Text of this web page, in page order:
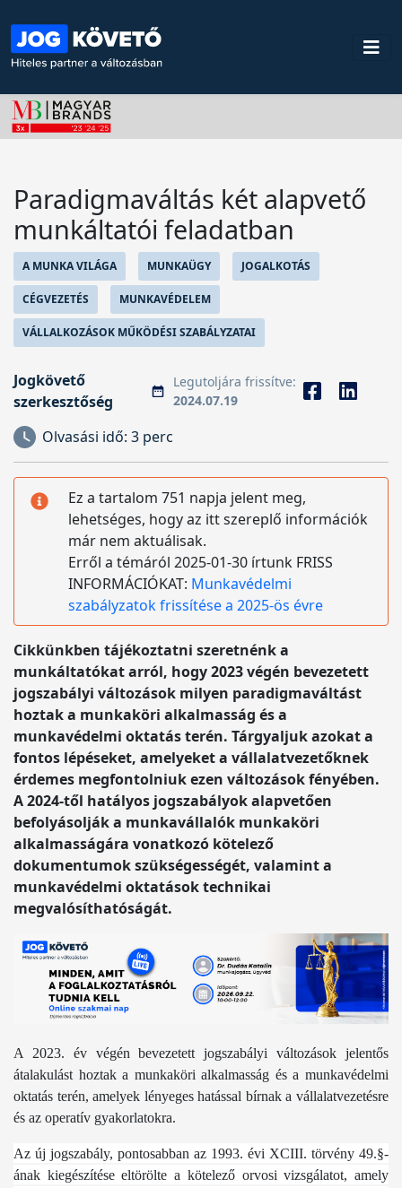
Paradigmaváltás két alapvető
munkáltatói feladatban
A MUNKA VILÁGA MUNKAÜGY JOGALKOTÁS
CÉGVEZETÉS MUNKAVÉDELEM
VÁLLALKOZÁSOK MŰKÖDÉSI SZABÁLYZATAI
Jogkövető
szerkesztőség
Legutoljára frissítve:
2024.07.19
Olvasási idő: 3 perc
Ez a tartalom 751 napja jelent meg,
lehetséges, hogy az itt szereplő információk
már nem aktuálisak.
Erről a témáról 2025-01-30 írtunk FRISS
INFORMÁCIÓKAT: Munkavédelmi
szabályzatok frissítése a 2025-ös évre
Cikkünkben tájékoztatni szeretnénk a
munkáltatókat arról, hogy 2023 végén bevezetett
jogszabályi változások milyen paradigmaváltást
hoztak a munkaköri alkalmasság és a
munkavédelmi oktatás terén. Tárgyaljuk azokat a
fontos lépéseket, amelyeket a vállalatvezetőknek
érdemes megfontolniuk ezen változások fényében.
A 2024-től hatályos jogszabályok alapvetően
befolyásolják a munkavállalók munkaköri
alkalmasságára vonatkozó kötelező
dokumentumok szükségességét, valamint a
munkavédelmi oktatások technikai
megvalósíthatóságát.
A 2023. év végén bevezetett jogszabályi változások jelentős
átalakulást hoztak a munkaköri alkalmasság és a munkavédelmi
oktatás terén, amelyek lényeges hatással bírnak a vállalatvezetésre
és az operatív gyakorlatokra.
Az új jogszabály, pontosabban az 1993. évi XCIII. törvény 49.§-
ának kiegészítése eltörölte a kötelező orvosi vizsgálatot, amely